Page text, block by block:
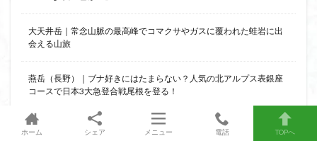
大天井岳｜常念山脈の最高峰でコマクサやガスに覆われた蛙岩に出
会える山旅
燕岳（長野）｜ブナ好きにはたまらない？人気の北アルプス表銀座
コースで日本3大急登合戦尾根を登る！
高峯山（長野）｜高山植物の女王・コマクサに出会えた信州のおひ
とりさま山旅へ！
ホーム シェア メニュー 電話 TOPへ